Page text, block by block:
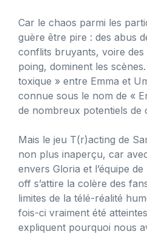
Car le chaos parmi les
guère être pire : des abus
conflits bruyants, voire
poing, dominent les
toxique » entre Emma et
connue sous le nom de «
de nombreux potentiels de
Mais le jeu T(r)acting de
non plus inaperçu, car
envers Gloria et l’équipe
off s’attire la colère des
limites de la télé-réalité
fois-ci vraiment été
expliquent pourquoi nous